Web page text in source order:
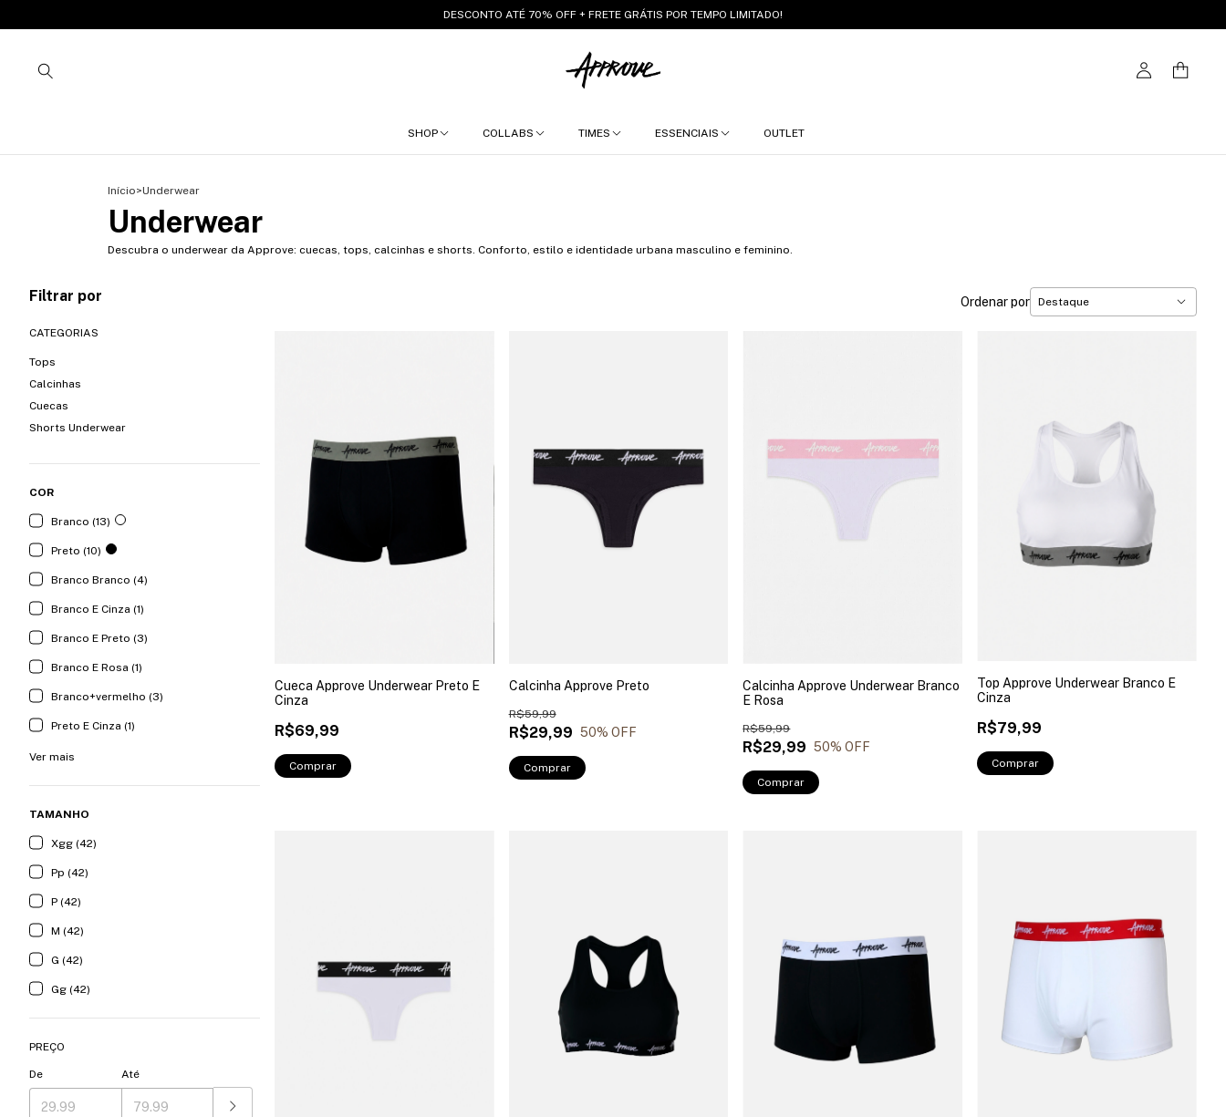
DESCONTO ATÉ 70% OFF + FRETE GRÁTIS POR TEMPO LIMITADO!
SHOP COLLABS TIMES ESSENCIAIS OUTLET
Início>Underwear
Underwear
Descubra o underwear da Approve: cuecas, tops, calcinhas e shorts. Conforto, estilo e identidade urbana masculino e feminino.
Filtrar por
CATEGORIAS
Tops
Calcinhas
Cuecas
Shorts Underwear
COR
Branco (13)
Preto (10)
Branco Branco (4)
Branco E Cinza (1)
Branco E Preto (3)
Branco E Rosa (1)
Branco+vermelho (3)
Preto E Cinza (1)
Ver mais
TAMANHO
Xgg (42)
Pp (42)
P (42)
M (42)
G (42)
Gg (42)
PREÇO
De Até
Ordenar por
Cueca Approve Underwear Preto E
Cinza
R$69,99
Comprar
Calcinha Approve Preto
R$29,99
R$59,99
50% OFF
Comprar
Calcinha Approve Underwear Branco
E Rosa
R$29,99
R$59,99
50% OFF
Comprar
Top Approve Underwear Branco E
Cinza
R$79,99
Comprar